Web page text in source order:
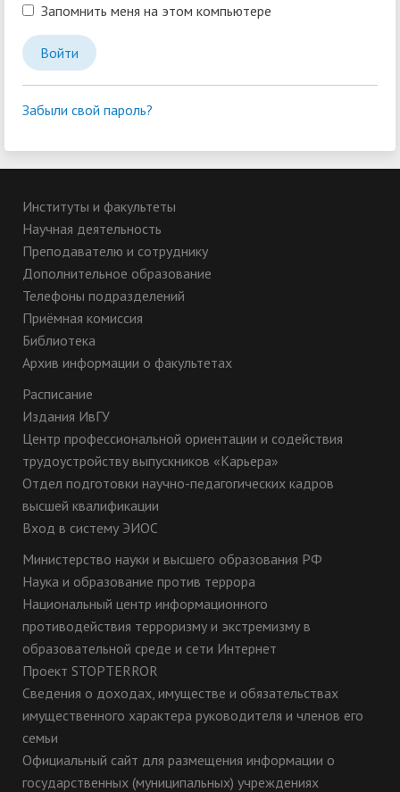
Запомнить меня на этом компьютере
Забыли свой пароль?
Институты и факультеты
Научная деятельность
Преподавателю и сотруднику
Дополнительное образование
Телефоны подразделений
Приёмная комиссия
Библиотека
Архив информации о факультетах
Расписание
Издания ИвГУ
Центр профессиональной ориентации и содействия
трудоустройству выпускников «Карьера»
Отдел подготовки научно-педагогических кадров
высшей квалификации
Вход в систему ЭИОС
Министерство науки и высшего образования РФ
Наука и образование против террора
Национальный центр информационного
противодействия терроризму и экстремизму в
образовательной среде и сети Интернет
Проект STOPTERROR
Сведения о доходах, имуществе и обязательствах
имущественного характера руководителя и членов его
семьи
Официальный сайт для размещения информации о
государственных (муниципальных) учреждениях